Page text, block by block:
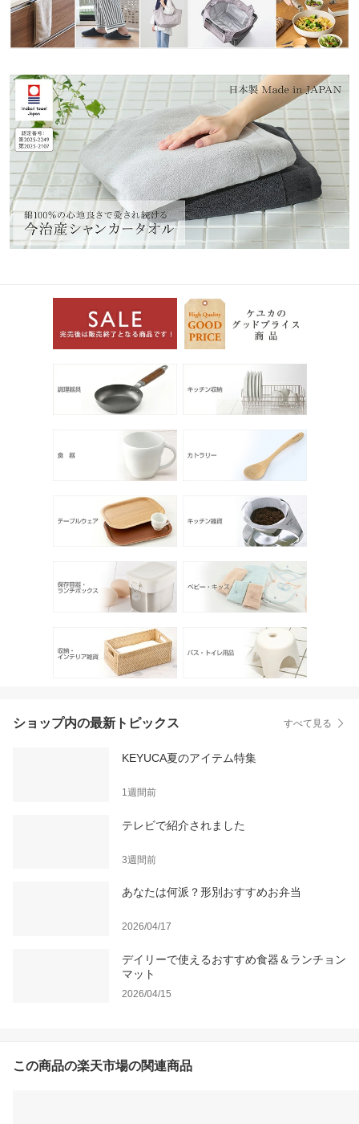
ショップ内の最新トピックス すべて見る
KEYUCA夏のアイテム特集
1週間前
テレビで紹介されました
3週間前
あなたは何派？形別おすすめお弁当
2026/04/17
デイリーで使えるおすすめ食器＆ランチョン
マット
2026/04/15
この商品の楽天市場の関連商品